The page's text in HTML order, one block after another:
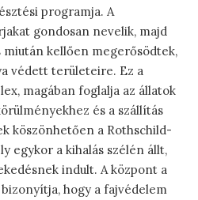
programja. A
gondosan nevelik, majd
kellően megerősödtek,
védett területeire. Ez a
magában foglalja az állatok
és a szállítás
köszönhetően a Rothschild-
egykor a kihalás szélén állt,
indult. A központ a
hogy a fajvédelem